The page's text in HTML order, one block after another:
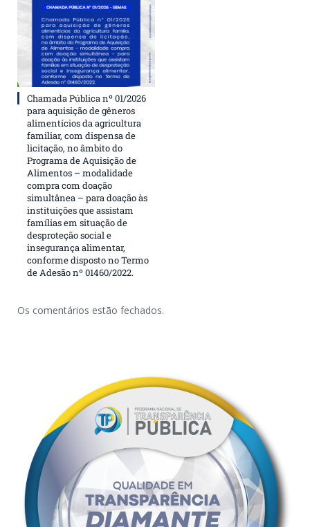
Chamada Pública nº 01/2026
para aquisição de gêneros
alimentícios da agricultura
familiar, com dispensa de
licitação, no âmbito do
Programa de Aquisição de
Alimentos – modalidade
compra com doação
simultânea – para doação às
instituições que assistam
famílias em situação de
desproteção social e
insegurança alimentar,
conforme disposto no Termo
de Adesão nº 01460/2022.
Os comentários estão fechados.